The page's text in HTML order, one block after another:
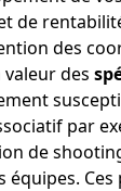
de
des
valeur des
par
de
équipes.